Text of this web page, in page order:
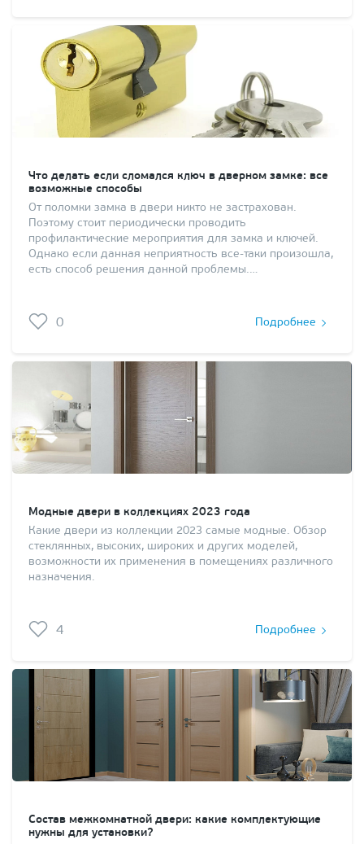
Что делать если сломался ключ в дверном замке: все
возможные способы
От поломки замка в двери никто не застрахован.
Поэтому стоит периодически проводить
профилактические мероприятия для замка и ключей.
Однако если данная неприятность все-таки произошла,
есть способ решения данной проблемы.…
0 Подробнее
Модные двери в коллекциях 2023 года
Какие двери из коллекции 2023 самые модные. Обзор
стеклянных, высоких, широких и других моделей,
возможности их применения в помещениях различного
назначения.
4 Подробнее
Состав межкомнатной двери: какие комплектующие
нужны для установки?